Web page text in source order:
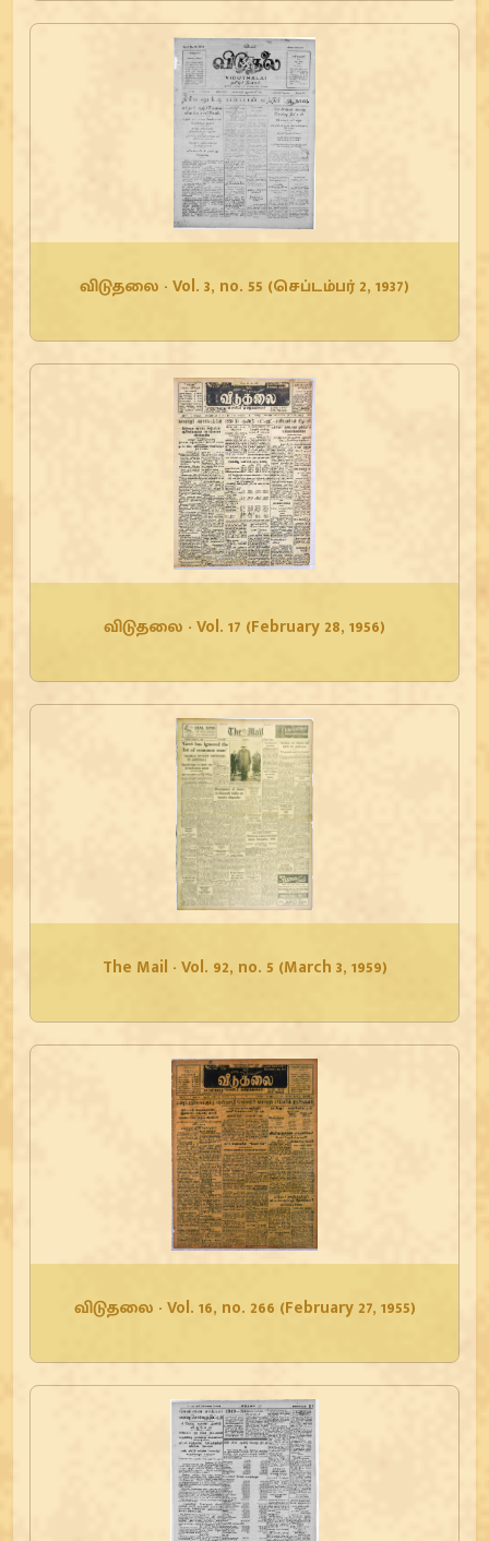
விடுதலை - Vol. 3, no. 55 (செப்டம்பர் 2, 1937)
விடுதலை - Vol. 17 (February 28, 1956)
The Mail - Vol. 92, no. 5 (March 3, 1959)
விடுதலை - Vol. 16, no. 266 (February 27, 1955)